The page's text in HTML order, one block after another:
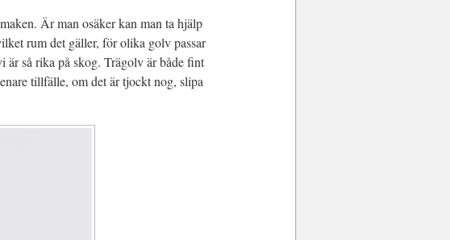
Är man osäker kan man ta hjälp
rum det gäller, för olika golv passar
är så rika på skog. Trägolv är både fint
tillfälle, om det är tjockt nog, slipa